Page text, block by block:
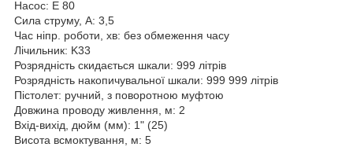
Насос: E 80
Сила струму, А: 3,5
Час ніпр. роботи, хв: без обмеження часу
Лічильник: K33
Розрядність скидається шкали: 999 літрів
Розрядність накопичувальної шкали: 999 999 літрів
Пістолет: ручний, з поворотною муфтою
Довжина проводу живлення, м: 2
Вхід-вихід, дюйм (мм): 1" (25)
Висота всмоктування, м: 5